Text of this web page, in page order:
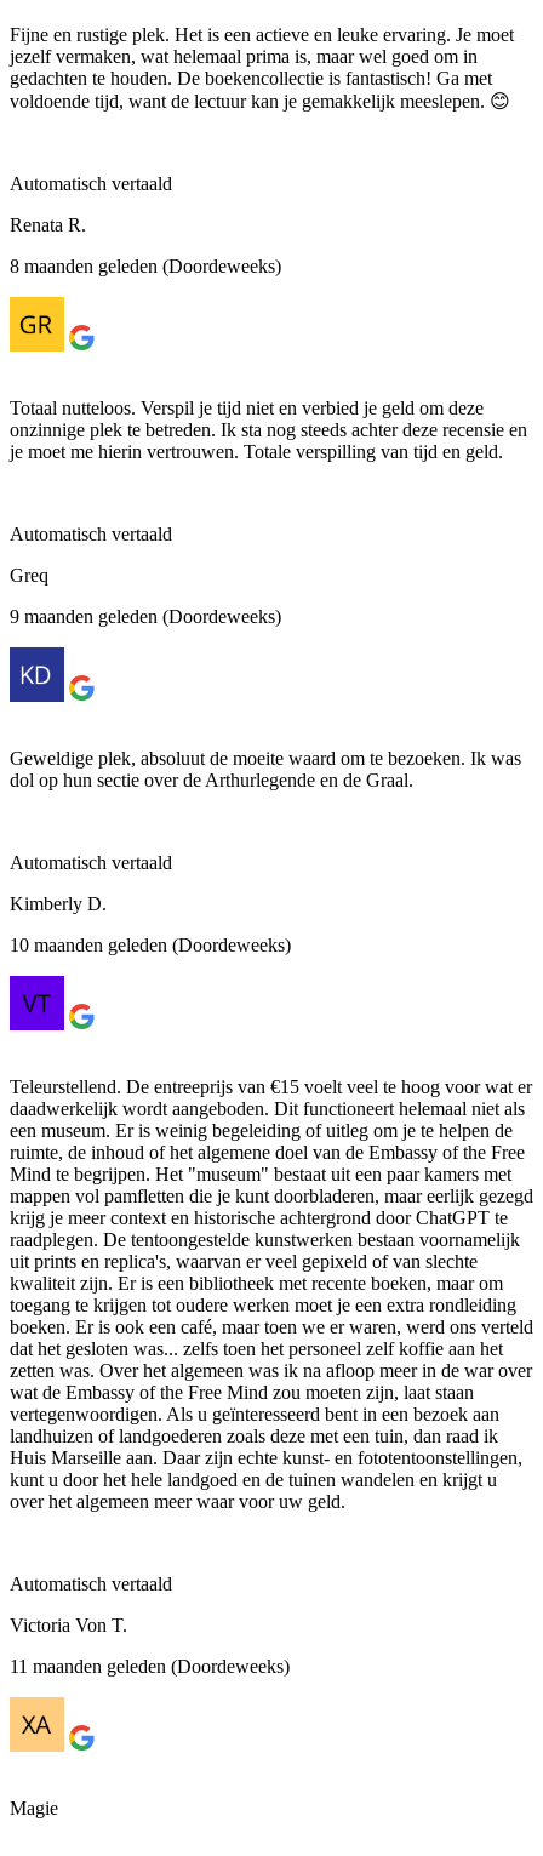
Fijne en rustige plek. Het is een actieve en leuke ervaring. Je moet
jezelf vermaken, wat helemaal prima is, maar wel goed om in
gedachten te houden. De boekencollectie is fantastisch! Ga met
voldoende tijd, want de lectuur kan je gemakkelijk meeslepen. 😊
Automatisch vertaald
Renata R.
8 maanden geleden (Doordeweeks)
Totaal nutteloos. Verspil je tijd niet en verbied je geld om deze
onzinnige plek te betreden. Ik sta nog steeds achter deze recensie en
je moet me hierin vertrouwen. Totale verspilling van tijd en geld.
Automatisch vertaald
Greq
9 maanden geleden (Doordeweeks)
Geweldige plek, absoluut de moeite waard om te bezoeken. Ik was
dol op hun sectie over de Arthurlegende en de Graal.
Automatisch vertaald
Kimberly D.
10 maanden geleden (Doordeweeks)
Teleurstellend. De entreeprijs van €15 voelt veel te hoog voor wat er
daadwerkelijk wordt aangeboden. Dit functioneert helemaal niet als
een museum. Er is weinig begeleiding of uitleg om je te helpen de
ruimte, de inhoud of het algemene doel van de Embassy of the Free
Mind te begrijpen. Het "museum" bestaat uit een paar kamers met
mappen vol pamfletten die je kunt doorbladeren, maar eerlijk gezegd
krijg je meer context en historische achtergrond door ChatGPT te
raadplegen. De tentoongestelde kunstwerken bestaan ​​voornamelijk
uit prints en replica's, waarvan er veel gepixeld of van slechte
kwaliteit zijn. Er is een bibliotheek met recente boeken, maar om
toegang te krijgen tot oudere werken moet je een extra rondleiding
boeken. Er is ook een café, maar toen we er waren, werd ons verteld
dat het gesloten was... zelfs toen het personeel zelf koffie aan het
zetten was. Over het algemeen was ik na afloop meer in de war over
wat de Embassy of the Free Mind zou moeten zijn, laat staan ​​
vertegenwoordigen. Als u geïnteresseerd bent in een bezoek aan
landhuizen of landgoederen zoals deze met een tuin, dan raad ik
Huis Marseille aan. Daar zijn echte kunst- en fototentoonstellingen,
kunt u door het hele landgoed en de tuinen wandelen en krijgt u
over het algemeen meer waar voor uw geld.
Automatisch vertaald
Victoria Von T.
11 maanden geleden (Doordeweeks)
Magie